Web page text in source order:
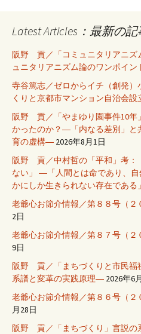
Latest Articles：最新の記
阪野 貢／「コミュニタリアニズ
ュニタリアニズム論のワンポイ
寺谷篤志／ゼロからイチ（創発
くりと京都市マンション自治会
阪野 貢／「やまゆり園事件10年
かったのか？―「内なる差別」と
育の虚構― 2026年8月1日
阪野 貢／中村哲の「平和」考：
ない」 ―「人間とは命であり、
かにしか生きられない存在であ
老爺心お節介情報／第８８号（２
2日
老爺心お節介情報／第８７号（２
9日
阪野 貢／「まちづくりと市民福
系譜と変革の実践原理― 2026年6
老爺心お節介情報／第８６号（２
月28日
阪野 貢／「まちづくり」言説の